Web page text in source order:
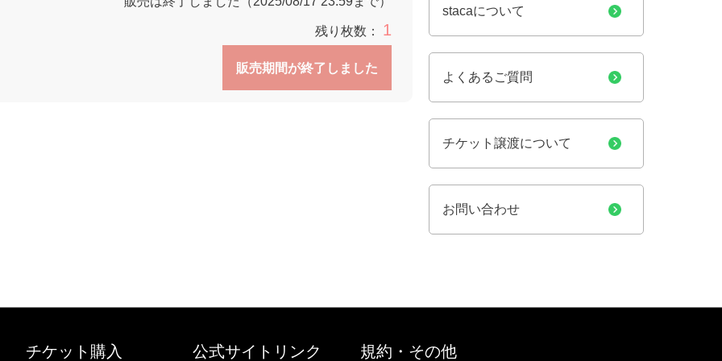
残り枚数： 1
販売期間が終了しました
stacaについて
よくあるご質問
チケット譲渡について
お問い合わせ
チケット購入 公式サイトリンク 規約・その他